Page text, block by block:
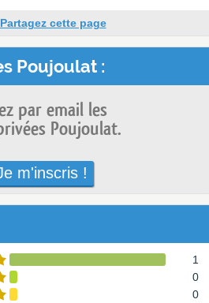
Partagez cette page
Poujoulat :
par email les
Poujoulat.
m'inscris !
1
0
0